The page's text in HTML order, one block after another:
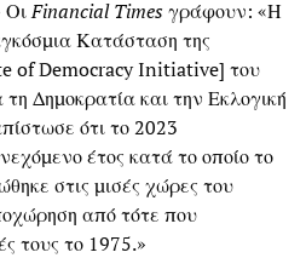
ΟιFinancial Timesγράφουν: «Η
Κατάσταση της
of Democracy Initiative] του
τη Δημοκρατία και την Εκλογική
ότι το 2023
έτος κατά το οποίο το
στις μισές χώρες του
από τότε που
τους το 1975.»